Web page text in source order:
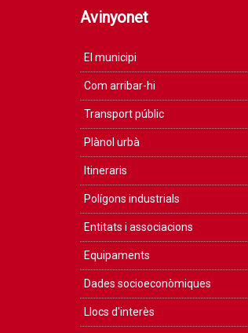
Avinyonet
El municipi
Com arribar-hi
Transport públic
Plànol urbà
Itineraris
Polígons industrials
Entitats i associacions
Equipaments
Dades socioeconòmiques
Llocs d'interès